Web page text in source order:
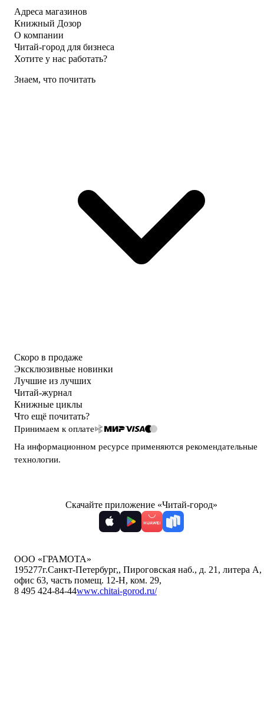
Адреса магазинов
Книжный Дозор
О компании
Читай-город для бизнеса
Хотите у нас работать?
Знаем, что почитать
Скоро в продаже
Эксклюзивные новинки
Лучшие из лучших
Читай-журнал
Книжные циклы
Что ещё почитать?
Принимаем к оплате
На информационном ресурсе применяются рекомендательные
технологии.
Скачайте приложение «Читай-город»
ООО «ГРАМОТА»
195277г.Санкт-Петербург,, Пироговская наб., д. 21, литера А,
офис 63, часть помещ. 12-Н, ком. 29,
8 495 424-84-44www.chitai-gorod.ru/